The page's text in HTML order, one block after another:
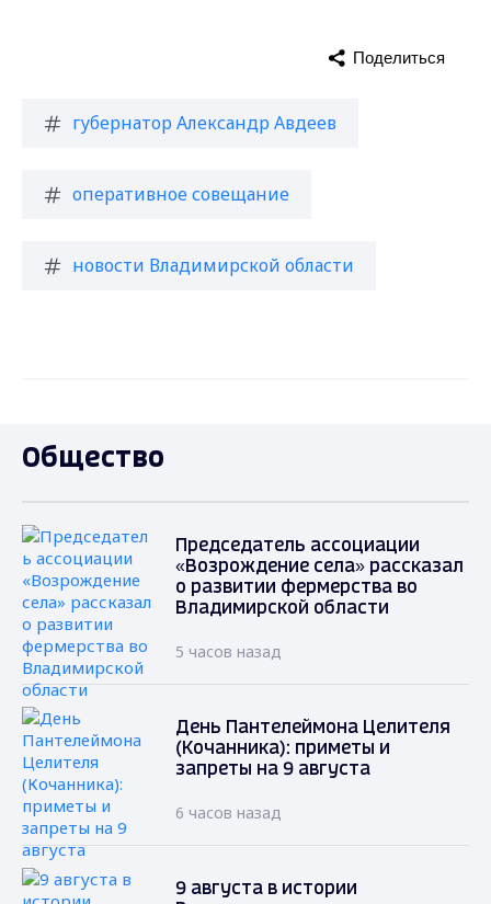
губернатор Александр Авдеев
оперативное совещание
новости Владимирской области
Поделиться
Общество
Председатель ассоциации
«Возрождение села» рассказал
о развитии фермерства во
Владимирской области
5 часов назад
День Пантелеймона Целителя
(Кочанника): приметы и
запреты на 9 августа
6 часов назад
9 августа в истории